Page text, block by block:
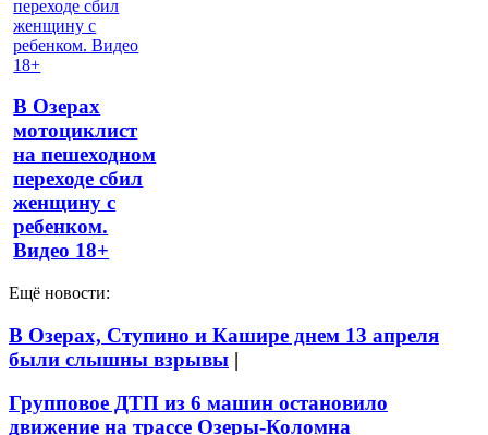
В Озерах
мотоциклист
на пешеходном
переходе сбил
женщину с
ребенком.
Видео 18+
Ещё новости:
В Озерах, Ступино и Кашире днем 13 апреля
были слышны взрывы |
Групповое ДТП из 6 машин остановило
движение на трассе Озеры-Коломна